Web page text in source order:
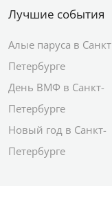
Лучшие события
Алые паруса в Санкт
Петербурге
День ВМФ в Санкт-
Петербурге
Новый год в Санкт-
Петербурге